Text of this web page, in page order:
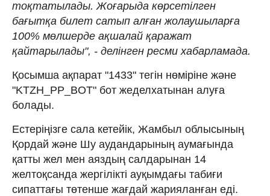
тоқтатылады. Жоғарыда көрсетілген
бағытқа билет сатып алған жолаушыларға
100% мөлшерде ақшалай қаражат
қайтарылады", - делінген ресми хабарламада.
Қосымша ақпарат "1433" тегін нөміріне және
"KTZH_PP_BOT" бот жеделхатынан алуға
болады.
Естеріңізге сала кетейік, Жамбыл облысының
Қордай және Шу аудандарының аумағында
қатты жел мен аяздың салдарынан 14
желтоқсанда жергілікті ауқымдағы табиғи
сипаттағы төтенше жағдай жарияланған еді.